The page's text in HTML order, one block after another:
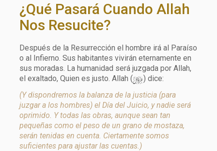
¿Qué Pasará Cuando Allah
Nos Resucite?
Después de la Resurrección el hombre irá al Paraíso
o al Infierno. Sus habitantes vivirán eternamente en
sus moradas. La humanidad será juzgada por Allah,
el exaltado, Quien es justo. Allah (y) dice:
(Y dispondremos la balanza de la justicia (para
juzgar a los hombres) el Día del Juicio, y nadie será
oprimido. Y todas las obras, aunque sean tan
pequeñas como el peso de un grano de mostaza,
serán tenidas en cuenta. Ciertamente somos
suficientes para ajustar las cuentas.)